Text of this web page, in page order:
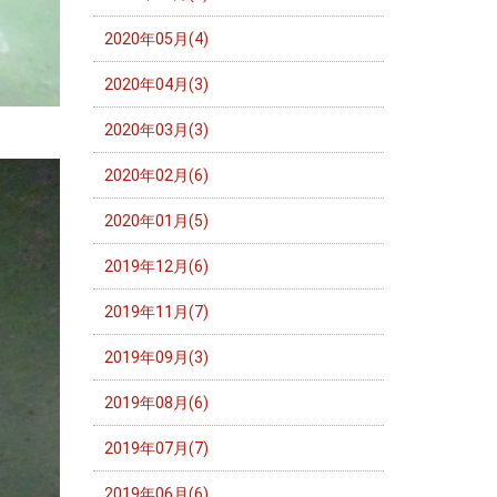
2020年05月(4)
2020年04月(3)
2020年03月(3)
2020年02月(6)
2020年01月(5)
2019年12月(6)
2019年11月(7)
2019年09月(3)
2019年08月(6)
2019年07月(7)